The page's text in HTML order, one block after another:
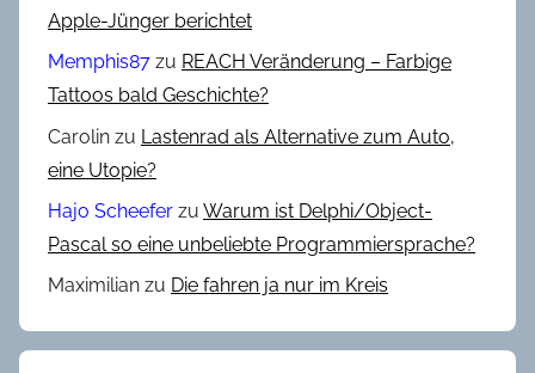
W
t
t
b
e
w
b
u
Apple-Jünger berichtet
Memphis87 zu REACH Veränderung – Farbige
Tattoos bald Geschichte?
Carolin zu Lastenrad als Alternative zum Auto,
eine Utopie?
Hajo Scheefer zu Warum ist Delphi/Object-
Pascal so eine unbeliebte Programmiersprache?
Maximilian zu Die fahren ja nur im Kreis